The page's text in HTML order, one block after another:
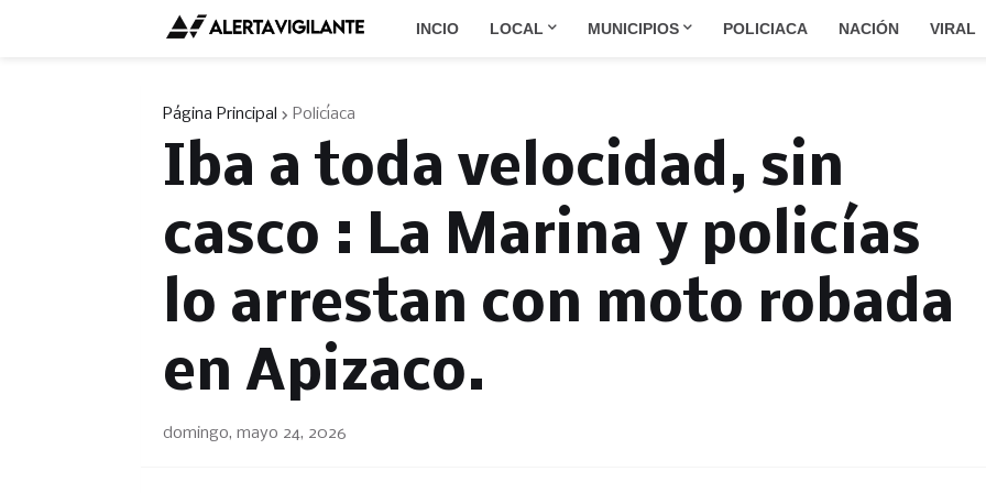
INCIO LOCAL MUNICIPIOS POLICIACA NACIÓN VIRAL
Página Principal Policíaca
Iba a toda velocidad, sin
casco : La Marina y policías
lo arrestan con moto robada
en Apizaco.
domingo, mayo 24, 2026